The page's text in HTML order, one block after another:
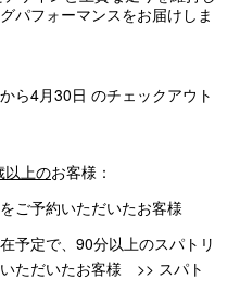
パフォーマンスをお届けしま
ら4月30日 のチェックアウト
以上のお客様：
ご予約いただいたお客様
予定で、90分以上のスパトリ
ただいたお客様 >> スパト